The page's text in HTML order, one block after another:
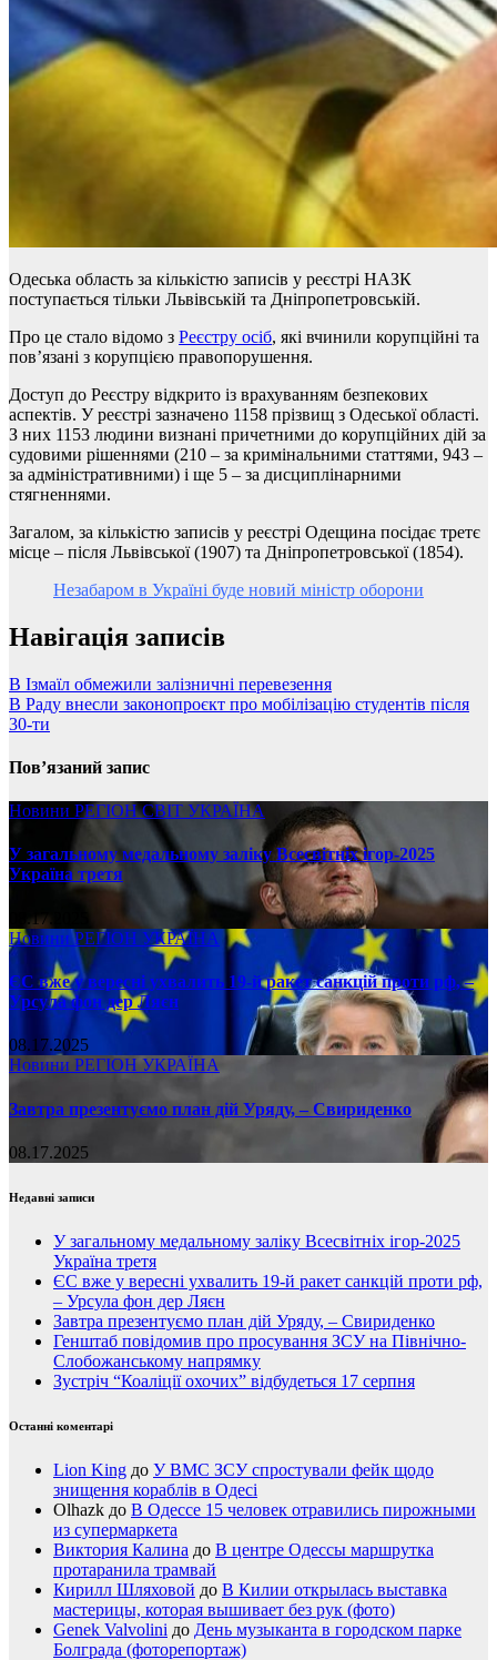
Одеська область за кількістю записів у реєстрі НАЗК
поступається тільки Львівській та Дніпропетровській.
Про це стало відомо з Реєстру осіб, які вчинили корупційні та
пов’язані з корупцією правопорушення.
Доступ до Реєстру відкрито із врахуванням безпекових
аспектів. У реєстрі зазначено 1158 прізвищ з Одеської області.
З них 1153 людини визнані причетними до корупційних дій за
судовими рішеннями (210 – за кримінальними статтями, 943 –
за адміністративними) і ще 5 – за дисциплінарними
стягненнями.
Загалом, за кількістю записів у реєстрі Одещина посідає третє
місце – після Львівської (1907) та Дніпропетровської (1854).
Незабаром в Україні буде новий міністр оборони
Навігація записів
В Ізмаїл обмежили залізничні перевезення
В Раду внесли законопроєкт про мобілізацію студентів після
30-ти
Пов’язаний запис
Новини РЕГІОНСВІТ УКРАЇНА
У загальному медальному заліку Всесвітніх ігор-2025
Україна третя
08.17.2025
НовиниРЕГІОН УКРАЇНА
ЄС вже у вересні ухвалить 19-й ракет санкцій проти рф, –
Урсула фон дер Ляєн
08.17.2025
Новини РЕГІОН УКРАЇНА
Завтра презентуємо план дій Уряду, – Свириденко
08.17.2025
Недавні записи
У загальному медальному заліку Всесвітніх ігор-2025
Україна третя
ЄС вже у вересні ухвалить 19-й ракет санкцій проти рф,
– Урсула фон дер Ляєн
Завтра презентуємо план дій Уряду, – Свириденко
Генштаб повідомив про просування ЗСУ на Північно-
Слобожанському напрямку
Зустріч “Коаліції охочих” відбудеться 17 серпня
Останні коментарі
Lion King до У ВМС ЗСУ спростували фейк щодо
знищення кораблів в Одесі
Olhazk до В Одессе 15 человек отравились пирожными
из супермаркета
Виктория Калина до В центре Одессы маршрутка
протаранила трамвай
Кирилл Шляховой до В Килии открылась выставка
мастерицы, которая вышивает без рук (фото)
Genek Valvolini до День музыканта в городском парке
Болграда (фоторепортаж)